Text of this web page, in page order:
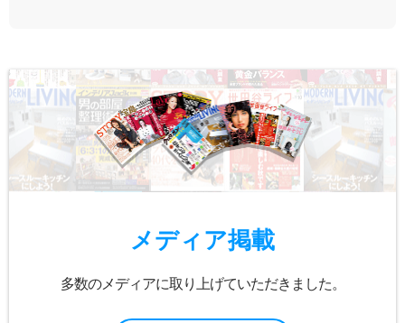
メディア掲載
多数のメディアに取り上げていただきました。